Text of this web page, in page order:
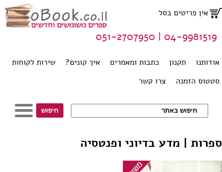
אין פריטים בסל
אודותנו תקנון כתבות ומאמרים איך קונים?
שירות לקוחות
סטטוס הזמנה
צרו קשר
04-9981519 | 051-2707950
ספרות | מדע בדיוני ופנטסיה